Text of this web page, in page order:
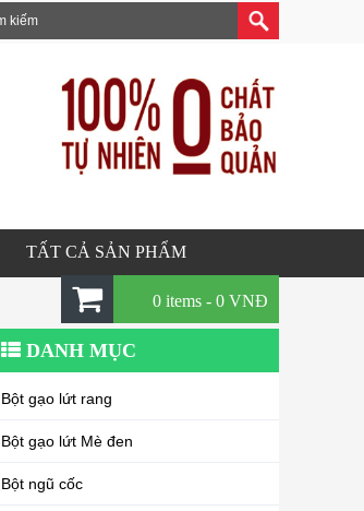
TẤT CẢ SẢN PHẨM
0 items - 0 VNĐ
DANH MỤC
Bột gạo lứt rang
Bột gạo lứt Mè đen
Bột ngũ cốc